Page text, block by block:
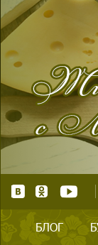
БЛОГ